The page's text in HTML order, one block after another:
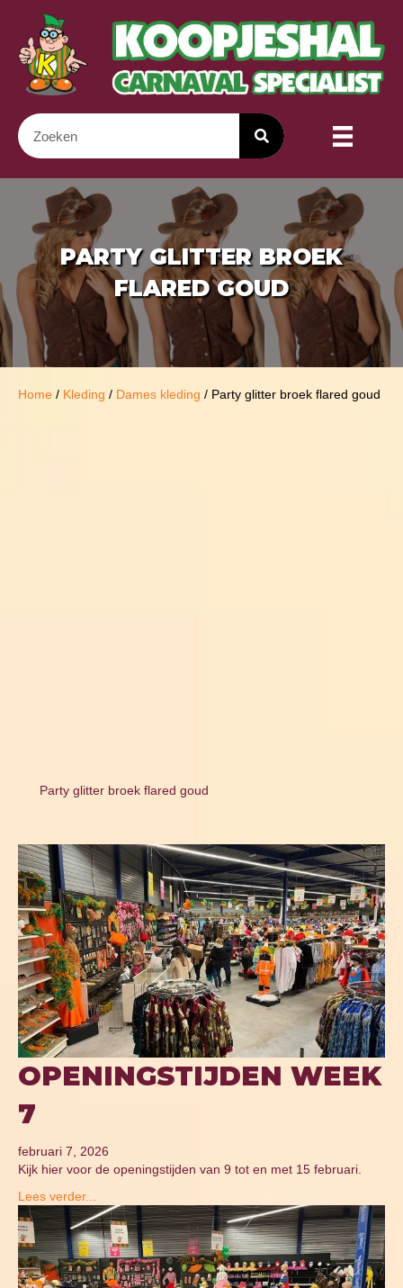
PARTY GLITTER BROEK
FLARED GOUD
Home / Kleding / Dames kleding / Party glitter broek flared goud
Party glitter broek flared goud
OPENINGSTIJDEN WEEK
7
februari 7, 2026
Kijk hier voor de openingstijden van 9 tot en met 15 februari.
Lees verder...